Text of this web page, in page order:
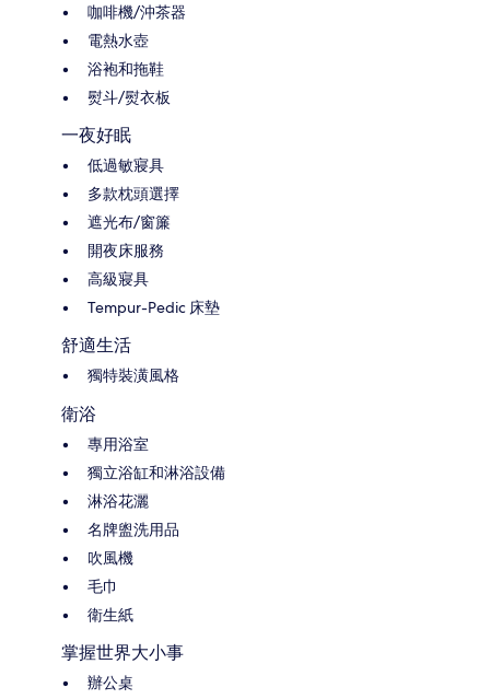
咖啡機/沖茶器
電熱水壺
浴袍和拖鞋
熨斗/熨衣板
一夜好眠
低過敏寢具
多款枕頭選擇
遮光布/窗簾
開夜床服務
高級寢具
Tempur-Pedic 床墊
舒適生活
獨特裝潢風格
衛浴
專用浴室
獨立浴缸和淋浴設備
淋浴花灑
名牌盥洗用品
吹風機
毛巾
衛生紙
掌握世界大小事
辦公桌